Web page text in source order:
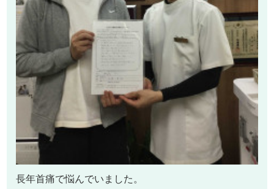
長年首痛で悩んでいました。